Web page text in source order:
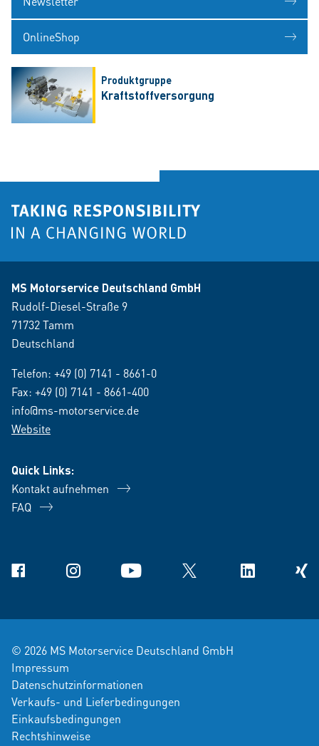
OnlineShop
Produktgruppe
Kraftstoffversorgung
MS Motorservice Deutschland GmbH
Rudolf-Diesel-Straße 9
71732 Tamm
Deutschland
Telefon: +49 (0) 7141 - 8661-0
Fax: +49 (0) 7141 - 8661-400
info@ms-motorservice.de
Website
Quick Links:
Kontakt aufnehmen
FAQ
Facebook Instagram YouTube X Linkedin Xing
© 2026 MS Motorservice Deutschland GmbH
Impressum
Datenschutzinformationen
Verkaufs- und Lieferbedingungen
Einkaufsbedingungen
Rechtshinweise